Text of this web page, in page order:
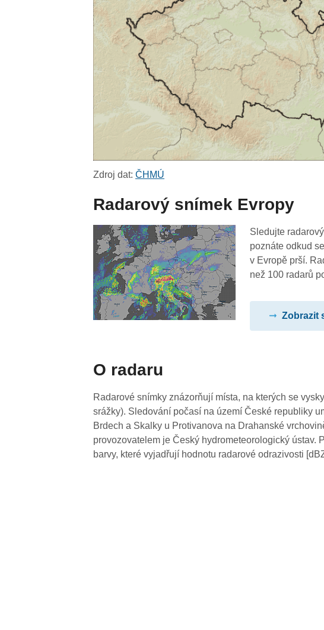
Zdroj dat:ČHMÚ
Radarový snímek Evropy
Sledujte
poznáte odkud
v Evropě prší.
než 100 radarů
Zobrazit
O radaru
Radarové snímky znázorňují místa, na kterých se
srážky). Sledování počasí na území České republiky
Brdech a Skalky u Protivanova na Drahanské
provozovatelem je Český hydrometeorologický ústav.
barvy, které vyjadřují hodnotu radarové odrazivosti